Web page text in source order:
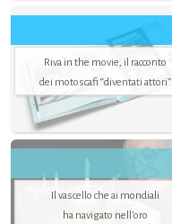
Riva in the movie, il racconto
dei motoscafi “diventati attori”
Il vascello che ai mondiali
ha navigato nell’oro